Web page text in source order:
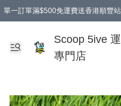
單一訂單滿$500免運費送香港順豐
Scoop 5ive
專門店